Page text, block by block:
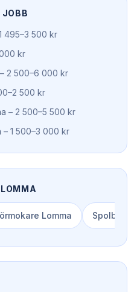
JOBB
495–3 500 kr
kr
– 2 500–6 000 kr
500 kr
– 2 500–5 500 kr
– 1 500–3 000 kr
LOMMA
Lomma Spolbil